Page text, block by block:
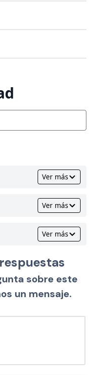
Ver más
Ver más
Ver más
sobre este
un mensaje.